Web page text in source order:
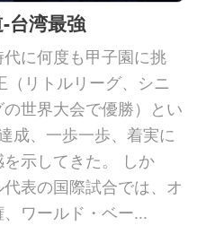
台湾最強
に何度も甲子園に挑
リトルリーグ、シニ
世界大会で優勝）とい
成、一歩一歩、着実に
示してきた。 しか
表の国際試合では、オ
ワールド・ベー...